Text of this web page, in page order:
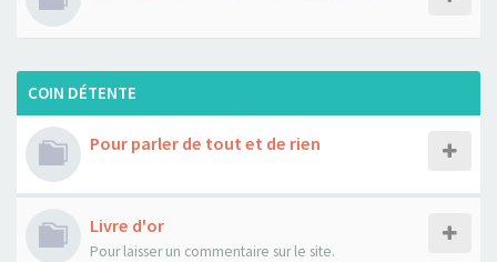
COIN DÉTENTE
Pour parler de tout et de rien
Livre d'or
Pour laisser un commentaire sur le site.